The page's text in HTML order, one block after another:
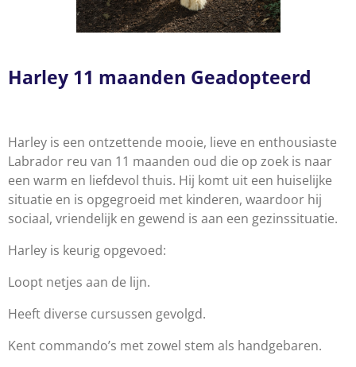
Harley 11 maanden Geadopteerd
Harley is een ontzettende mooie, lieve en enthousiaste
Labrador reu van 11 maanden oud die op zoek is naar
een warm en liefdevol thuis. Hij komt uit een huiselijke
situatie en is opgegroeid met kinderen, waardoor hij
sociaal, vriendelijk en gewend is aan een gezinssituatie.
Harley is keurig opgevoed:
Loopt netjes aan de lijn.
Heeft diverse cursussen gevolgd.
Kent commando’s met zowel stem als handgebaren.